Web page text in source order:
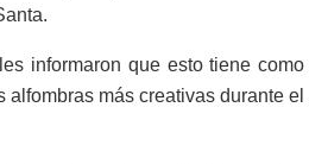
informaron que esto tiene como
alfombras más creativas durante el